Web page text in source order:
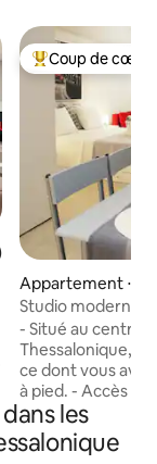
moyenne sur la
Coups de cœur
Coup de cœur
Appartement ⋅
e
Studio moderne
- Situé au centre
Thessalonique,
ce dont vous
à pied. - Accès
principaux
bus) ; - Unité de
pour le
les